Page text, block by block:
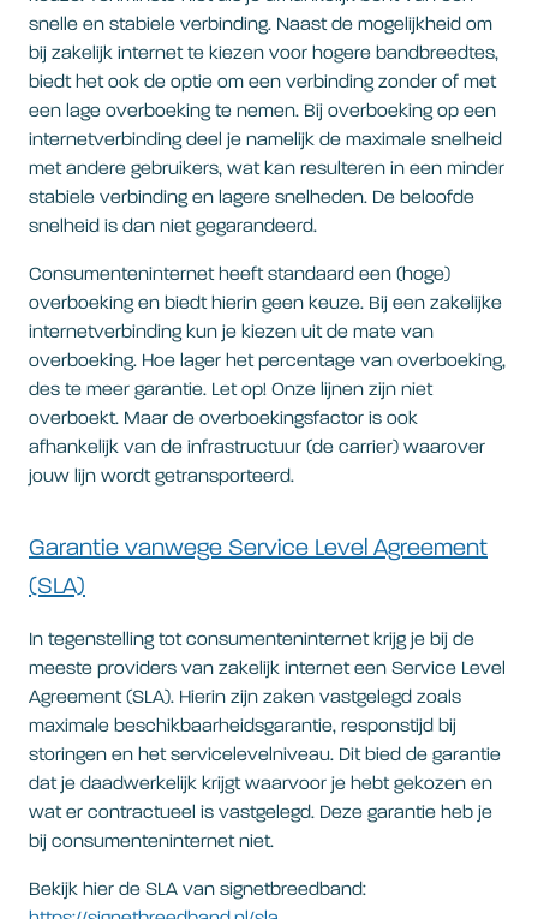
snelle en stabiele verbinding. Naast de mogelijkheid om
bij zakelijk internet te kiezen voor hogere bandbreedtes,
biedt het ook de optie om een verbinding zonder of met
een lage overboeking te nemen. Bij overboeking op een
internetverbinding deel je namelijk de maximale snelheid
met andere gebruikers, wat kan resulteren in een minder
stabiele verbinding en lagere snelheden. De beloofde
snelheid is dan niet gegarandeerd.
Consumenteninternet heeft standaard een (hoge)
overboeking en biedt hierin geen keuze. Bij een zakelijke
internetverbinding kun je kiezen uit de mate van
overboeking. Hoe lager het percentage van overboeking,
des te meer garantie. Let op! Onze lijnen zijn niet
overboekt. Maar de overboekingsfactor is ook
afhankelijk van de infrastructuur (de carrier) waarover
jouw lijn wordt getransporteerd.
Garantie vanwege Service Level Agreement
(SLA)
In tegenstelling tot consumenteninternet krijg je bij de
meeste providers van zakelijk internet een Service Level
Agreement (SLA). Hierin zijn zaken vastgelegd zoals
maximale beschikbaarheidsgarantie, responstijd bij
storingen en het servicelevelniveau. Dit bied de garantie
dat je daadwerkelijk krijgt waarvoor je hebt gekozen en
wat er contractueel is vastgelegd. Deze garantie heb je
bij consumenteninternet niet.
Bekijk hier de SLA van signetbreedband: